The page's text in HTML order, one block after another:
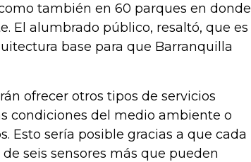
también en 60 parques en donde
El alumbrado público, resaltó, que es
base para que Barranquilla
ofrecer otros tipos de servicios
condiciones del medio ambiente o
Esto sería posible gracias a que cada
seis sensores más que pueden